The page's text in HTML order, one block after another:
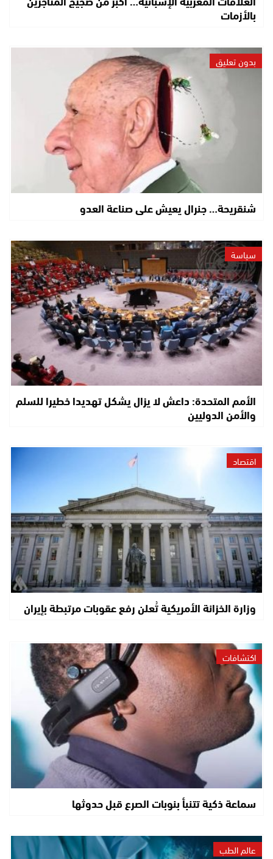
بالأزمات
بدون تعليق
شنقريحة… جنرال يعيش على صناعة العدو
سياسة
الأمم المتحدة: داعش لا يزال يشكل تهديدا خطيرا للسلم
والأمن الدوليين
اقتصاد
وزارة الخزانة الأمريكية تُعلن رفع عقوبات مرتبطة بإيران
اكتشافات
سماعة ذكية تتنبأ بنوبات الصرع قبل حدوثها
عالم الطب